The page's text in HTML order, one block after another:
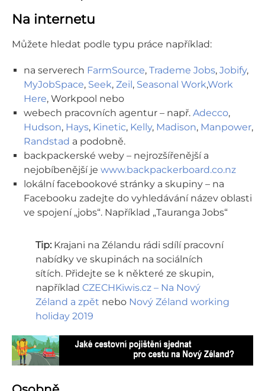
Na internetu
Můžete hledat podle typu práce například:
na serverech FarmSource, Trademe Jobs, Jobify,
MyJobSpace, Seek, Zeil, Seasonal Work,Work
Here, Workpool nebo
webech pracovních agentur – např. Adecco,
Hudson, Hays, Kinetic, Kelly, Madison, Manpower,
Randstad a podobně.
backpackerské weby – nejrozšířenější a
nejobíbenější je www.backpackerboard.co.nz
lokální facebookové stránky a skupiny – na
Facebooku zadejte do vyhledávání název oblasti
ve spojení „jobs“. Například „Tauranga Jobs“
Tip: Krajani na Zélandu rádi sdílí pracovní
nabídky ve skupinách na sociálních
sítích. Přidejte se k některé ze skupin,
například CZECHKiwis.cz – Na Nový
Zéland a zpět nebo Nový Zéland working
holiday 2019